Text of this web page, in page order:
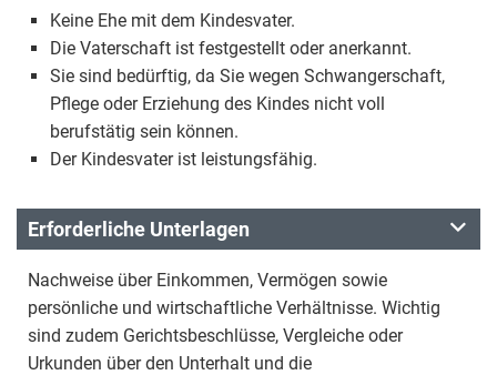
Keine Ehe mit dem Kindesvater.
Die Vaterschaft ist festgestellt oder anerkannt.
Sie sind bedürftig, da Sie wegen Schwangerschaft,
Pflege oder Erziehung des Kindes nicht voll
berufstätig sein können.
Der Kindesvater ist leistungsfähig.
Erforderliche Unterlagen
Nachweise über Einkommen, Vermögen sowie
persönliche und wirtschaftliche Verhältnisse. Wichtig
sind zudem Gerichtsbeschlüsse, Vergleiche oder
Urkunden über den Unterhalt und die